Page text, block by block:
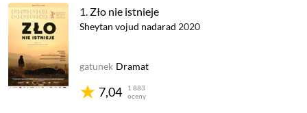
1. Zło nie istnieje
Sheytan vojud nadarad 2020
7,04
1 883
oceny
gatunek Dramat